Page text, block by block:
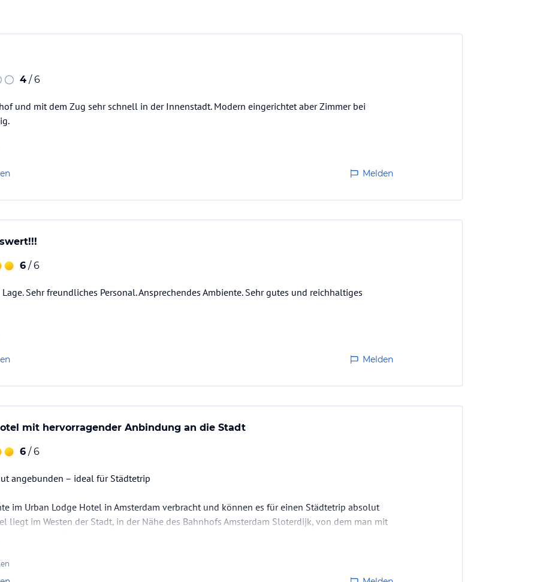
4 / 6
und mit dem Zug sehr schnell in der Innenstadt. Modern eingerichtet aber Zimmer bei
Melden
6 / 6
Sehr freundliches Personal. Ansprechendes Ambiente. Sehr gutes und reichhaltiges
Melden
mit hervorragender Anbindung an die Stadt
6 / 6
angebunden – ideal für Städtetrip
im Urban Lodge Hotel in Amsterdam verbracht und können es für einen Städtetrip absolut
liegt im Westen der Stadt, in der Nähe des Bahnhofs Amsterdam Sloterdijk, von dem man mit
im „Industrial Chic“-Stil eingerichtet und wirkt dabei trotzdem gemütlich und einladend. Unser
sauber und…